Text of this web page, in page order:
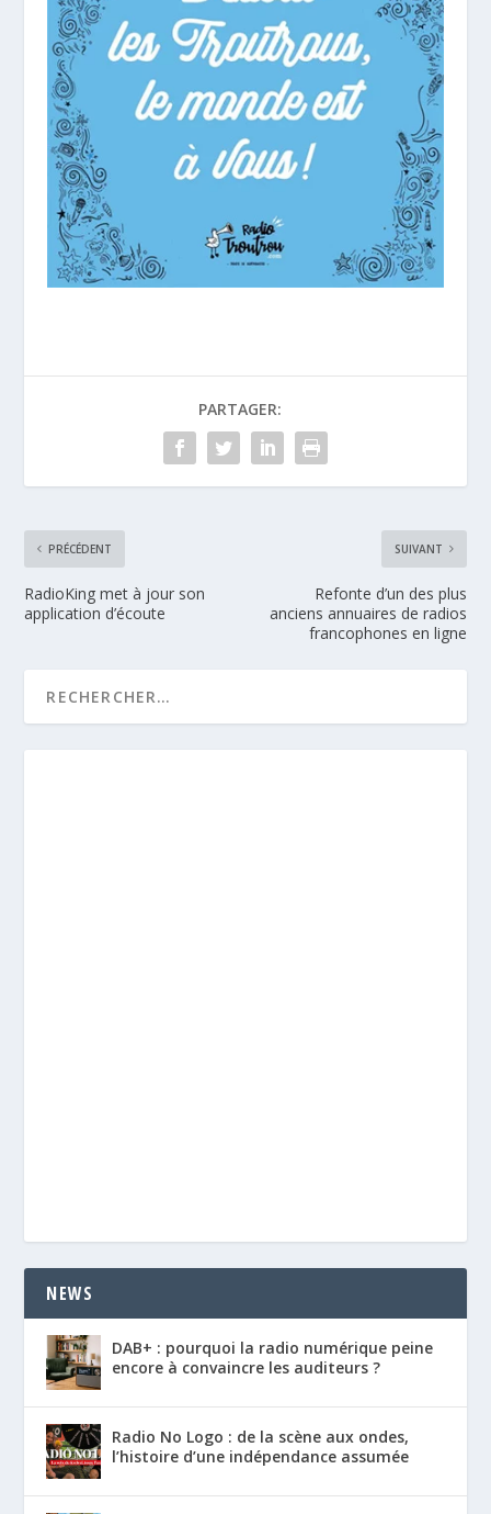
PARTAGER:
PRÉCÉDENT
RadioKing met à jour son
application d’écoute
SUIVANT
Refonte d’un des plus
anciens annuaires de radios
francophones en ligne
NEWS
DAB+ : pourquoi la radio numérique peine
encore à convaincre les auditeurs ?
Radio No Logo : de la scène aux ondes,
l’histoire d’une indépendance assumée